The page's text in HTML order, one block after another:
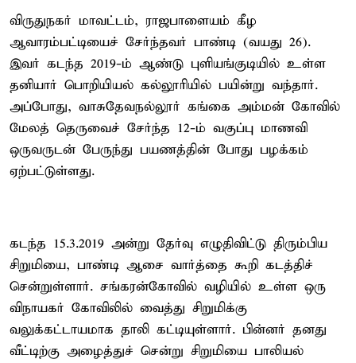
விருதுநகர் மாவட்டம், ராஜபாளையம் கீழ
ஆவாரம்பட்டியைச் சேர்ந்தவர் பாண்டி (வயது 26).
இவர் கடந்த 2019-ம் ஆண்டு புளியங்குடியில் உள்ள
தனியார் பொறியியல் கல்லூரியில் பயின்று வந்தார்.
அப்போது, வாசுதேவநல்லூர் கங்கை அம்மன் கோவில்
மேலத் தெருவைச் சேர்ந்த 12-ம் வகுப்பு மாணவி
ஒருவருடன் பேருந்து பயணத்தின் போது பழக்கம்
ஏற்பட்டுள்ளது.
கடந்த 15.3.2019 அன்று தேர்வு எழுதிவிட்டு திரும்பிய
சிறுமியை, பாண்டி ஆசை வார்த்தை கூறி கடத்திச்
சென்றுள்ளார். சங்கரன்கோவில் வழியில் உள்ள ஒரு
விநாயகர் கோவிலில் வைத்து சிறுமிக்கு
வலுக்கட்டாயமாக தாலி கட்டியுள்ளார். பின்னர் தனது
வீட்டிற்கு அழைத்துச் சென்று சிறுமியை பாலியல்